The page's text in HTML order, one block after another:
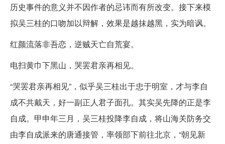
历史事件的意义并不因作者的忌讳而有所改变。接下来模
拟吴三桂的口吻加以辩解，效果是越抹越黑，实为暗讽。
红颜流落非吾恋，逆贼天亡自荒宴。
电扫黄巾下黑山，哭罢君亲再相见。
“哭罢君亲再相见”，似乎吴三桂出于忠于明室，才与李自
成不共戴天，好一副正人君子面孔。其实吴先降的正是李
自成。甲申年三月，吴三桂投降李自成，将山海关防务交
由李自成派来的唐通接管，率领部下前往北京，“朝见新